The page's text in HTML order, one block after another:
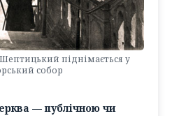
піднімається у
собор
— публічною чи